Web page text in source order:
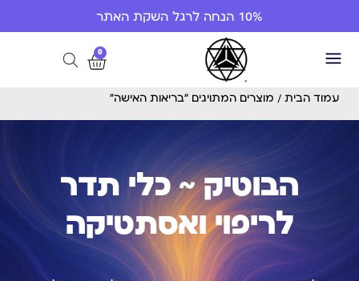
10% הנחה לרגל השקת האתר
0
עמוד הבית / מוצרים המתויגים “בריאות האישה”
הבוטיק ~ כלי תדר
לריפוי ואסתטיקה